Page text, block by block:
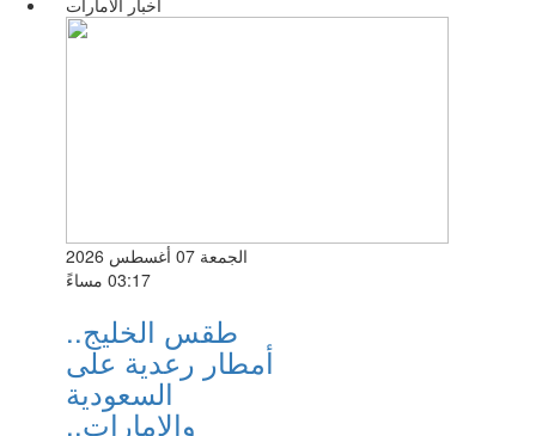
اخبار الامارات
الجمعة 07 أغسطس 2026
03:17 مساءً
طقس الخليج..
أمطار رعدية على
السعودية
والإمارات..